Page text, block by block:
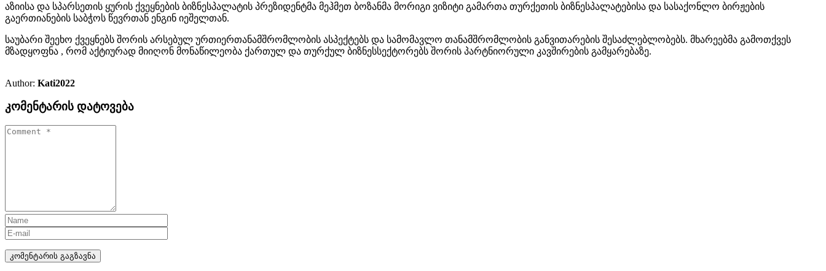
აზიისა და სპარსეთის ყურის ქვეყნების ბიზნესპალატის პრეზიდენტმა მეჰმეთ ბოზანმა მორიგი ვიზიტი გამართა თურქეთის ბიზნესპალატებისა და სასაქონლო ბირჟების
გაერთიანების საბჭოს წევრთან ენგინ იეშელთან.
საუბარი შეეხო ქვეყნებს შორის არსებულ ურთიერთანამშრომლობის ასპექტებს და სამომავლო თანამშრომლობის განვითარების შესაძლებლობებს. მხარეებმა გამოთქვეს
მზადყოფნა , რომ აქტიურად მიიღონ მონაწილეობა ქართულ და თურქულ ბიზნესსექტორებს შორის პარტნიორული კავშირების გამყარებაზე.
Author: Kati2022
კომენტარის დატოვება
კომენტარის გაგზავნა